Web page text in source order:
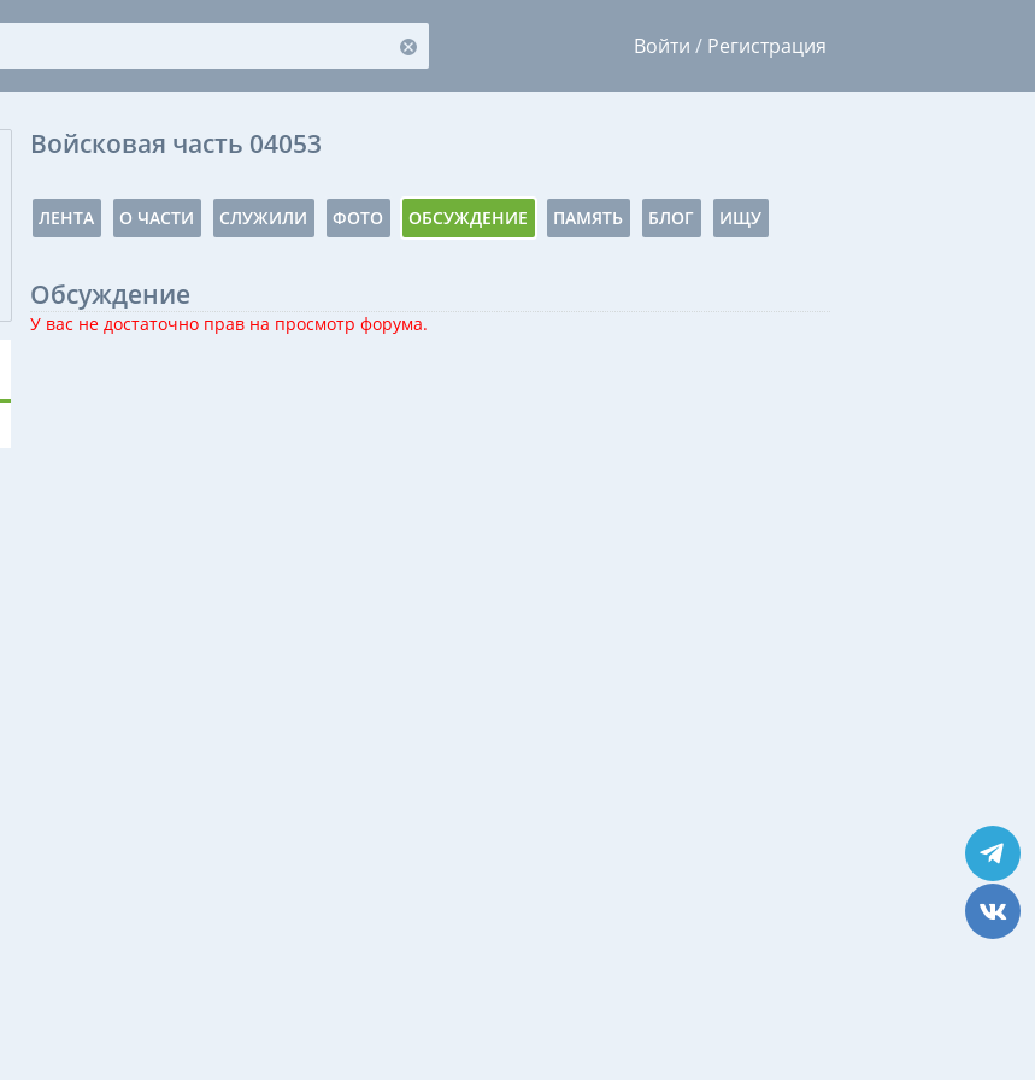
Войти / Регистрация
Войсковая часть 04053
ЛЕНТА О ЧАСТИ СЛУЖИЛИ ФОТО ОБСУЖДЕНИЕ ПАМЯТЬ БЛОГ ИЩУ
Обсуждение
У вас не достаточно прав на просмотр форума.